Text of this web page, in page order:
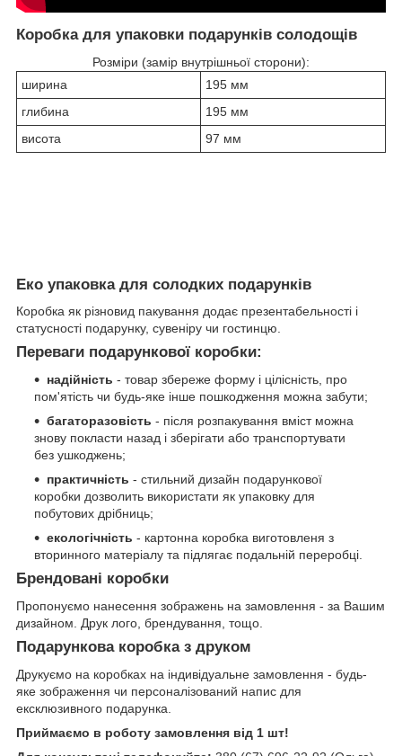
Коробка для упаковки подарунків солодощів
Розміри (замір внутрішньої сторони):
ширина
195 мм
глибина
195 мм
висота
97 мм
Еко упаковка для солодких подарунків
Коробка як різновид пакування додає презентабельності і
статусності подарунку, сувеніру чи гостинцю.
Переваги подарункової коробки:
надійність - товар збереже форму і цілісність, про
пом'ятість чи будь-яке інше пошкодження можна забути;
багаторазовість - після розпакування вміст можна
знову покласти назад і зберігати або транспортувати
без ушкоджень;
практичність - стильний дизайн подарункової
коробки дозволить використати як упаковку для
побутових дрібниць;
екологічність - картонна коробка виготовленя з
вторинного матеріалу та підлягає подальній переробці.
Брендовані коробки
Пропонуємо нанесення зображень на замовлення - за Вашим
дизайном. Друк лого, брендування, тощо.
Подарункова коробка з друком
Друкуємо на коробках на індивідуальне замовлення - будь-
яке зображення чи персоналізований напис для
ексклюзивного подарунка.
Приймаємо в роботу замовлення від 1 шт!